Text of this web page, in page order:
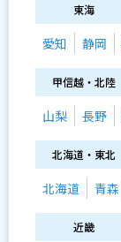
東海
愛知 静岡
甲信越・北陸
山梨 長野
北海道・東北
北海道 青森
近畿